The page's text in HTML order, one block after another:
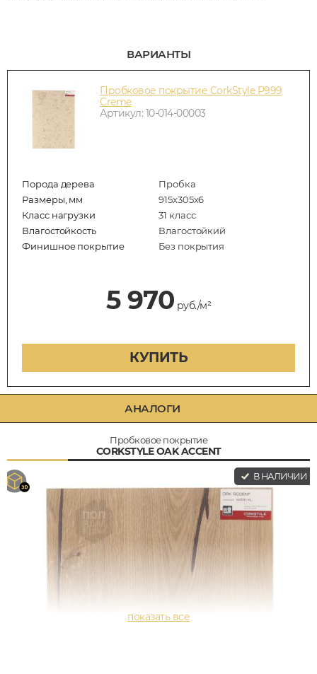
ВАРИАНТЫ
Пробковое покрытие CorkStyle P999
Creme
Артикул: 10-014-00003
Порода дерева
Пробка
Размеры, мм
915x305x6
Класс нагрузки
31 класс
Влагостойкость
Влагостойкий
Финишное покрытие
Без покрытия
5 970 руб./м²
КУПИТЬ
АНАЛОГИ
Пробковое покрытие
CORKSTYLE OAK ACCENT
В НАЛИЧИИ